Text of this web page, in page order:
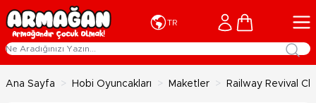
İçeriğe geç
TR Cart
Ana Sayfa > Hobi Oyuncakları > Maketler > Railway Revival